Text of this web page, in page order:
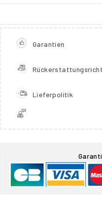
Garantien
Lieferpolitik